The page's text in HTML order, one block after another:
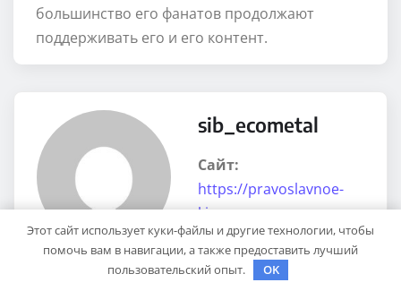
большинство его фанатов продолжают
поддерживать его и его контент.
sib_ecometal
Сайт:
https://pravoslavnoe-
kino.ru
Этот сайт использует куки-файлы и другие технологии, чтобы
помочь вам в навигации, а также предоставить лучший
пользовательский опыт.
OK